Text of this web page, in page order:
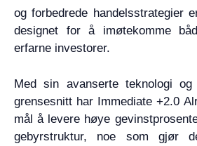
og forbedrede handelsstrategier
designet for å imøtekomme
erfarne investorer.
Med sin avanserte teknologi
grensesnitt har Immediate +2.0
mål å levere høye
gebyrstruktur, noe som gjør